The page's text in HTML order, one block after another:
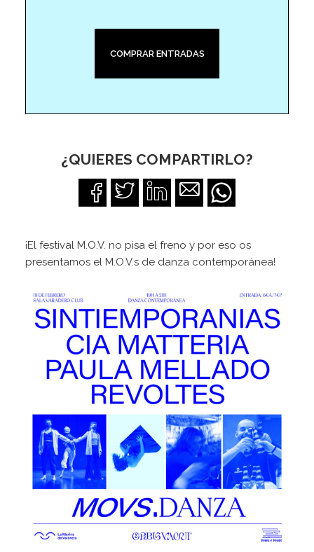
COMPRAR ENTRADAS
¿QUIERES COMPARTIRLO?
¡El festival M.O.V. no pisa el freno y por eso os
presentamos el M.O.V.s de danza contemporánea!